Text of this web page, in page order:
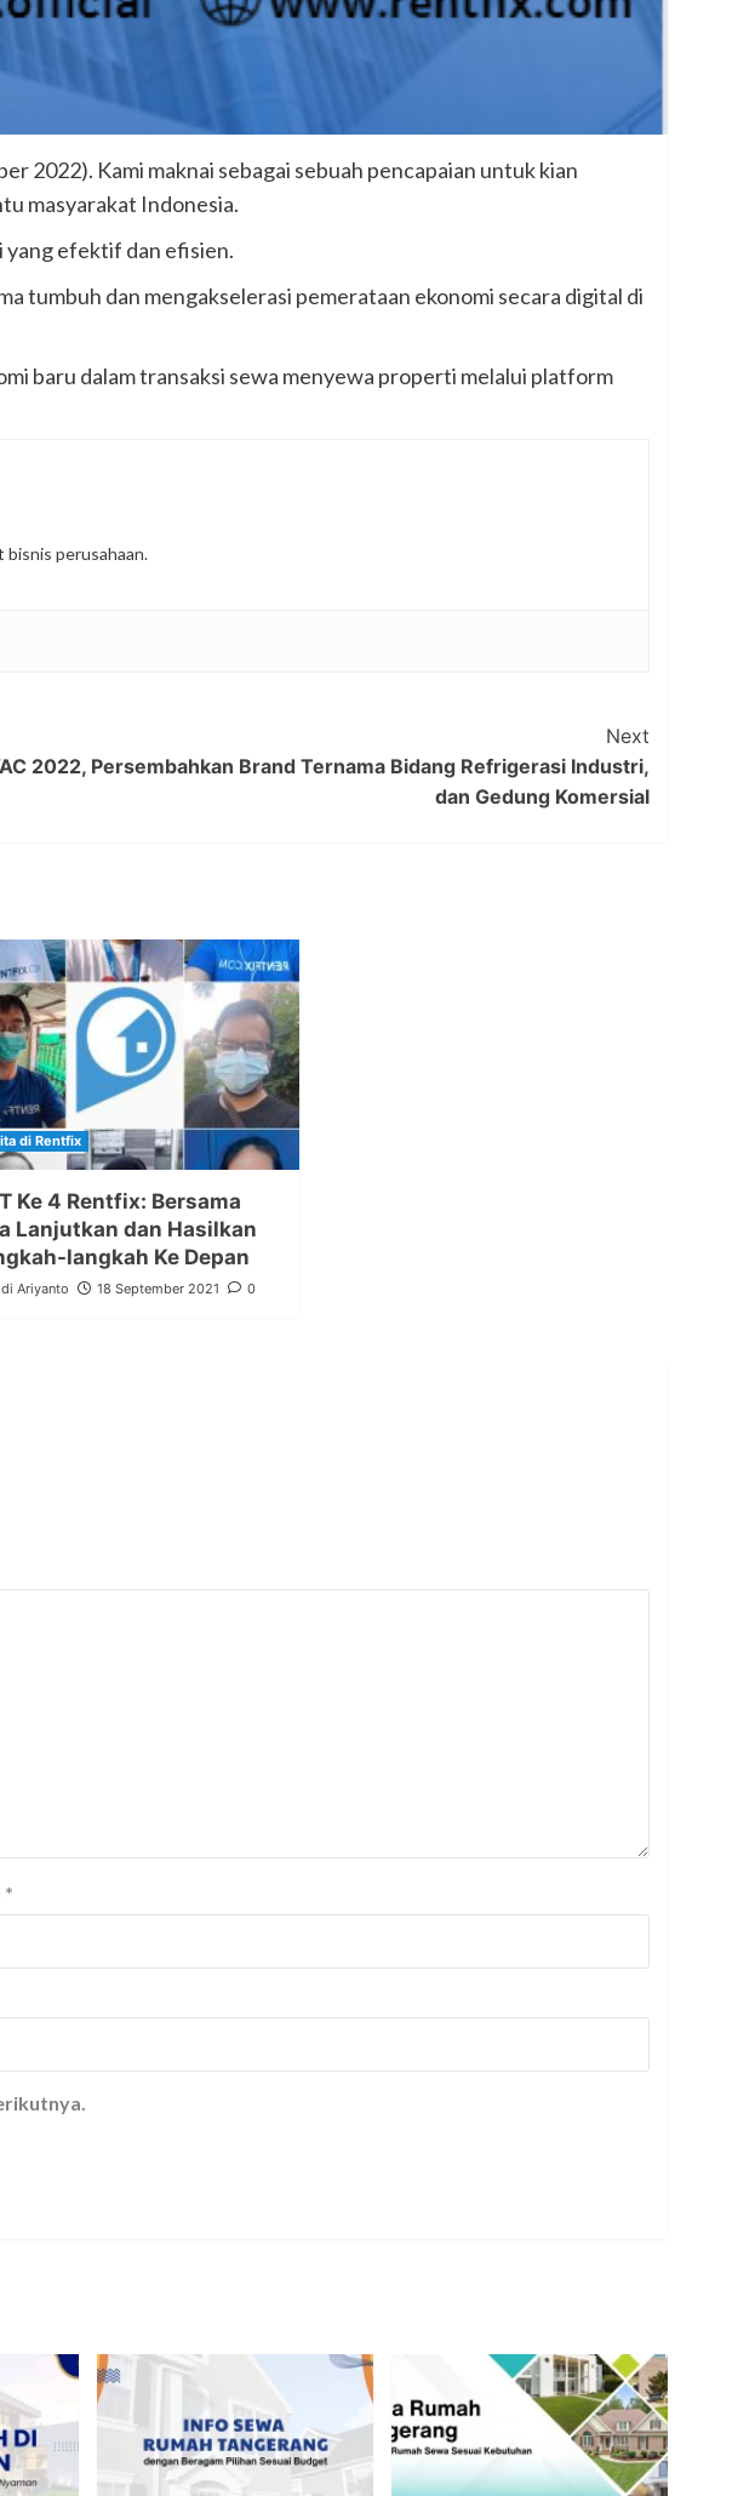
2022). Kami maknai sebagai sebuah pencapaian untuk kian
masyarakat Indonesia.
yang efektif dan efisien.
tumbuh dan mengakselerasi pemerataan ekonomi secara digital di
baru dalam transaksi sewa menyewa properti melalui platform
bisnis perusahaan.
Next
2022, Persembahkan Brand Ternama Bidang Refrigerasi Industri,
dan Gedung Komersial
di Rentfix
Ke 4 Rentfix: Bersama
Lanjutkan dan Hasilkan
langkah Ke Depan
Ariyanto 18 September 2021 0
*